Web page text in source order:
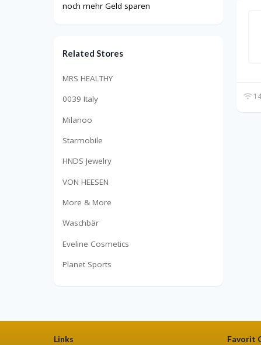
noch mehr Geld sparen
Related Stores
MRS HEALTHY
0039 Italy
Milanoo
Starmobile
HNDS Jewelry
VON HEESEN
More & More
Waschbär
Eveline Cosmetics
Planet Sports
Links Favorit